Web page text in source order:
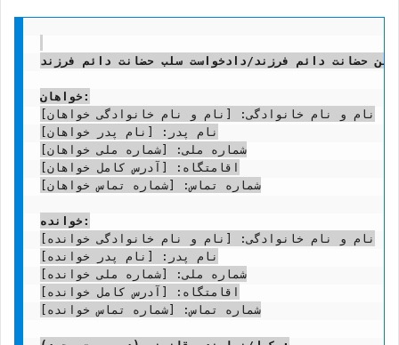
حضانت دائم فرزند/دادخواست سلب حضانت دائم فرزند
خواهان:
نام و نام خانوادگی: [نام و نام خانوادگی خواهان]
نام پدر: [نام پدر خواهان]
شماره ملی: [شماره ملی خواهان]
اقامتگاه: [آدرس کامل خواهان]
شماره تماس: [شماره تماس خواهان]
خوانده:
نام و نام خانوادگی: [نام و نام خانوادگی خوانده]
نام پدر: [نام پدر خوانده]
شماره ملی: [شماره ملی خوانده]
اقامتگاه: [آدرس کامل خوانده]
شماره تماس: [شماره تماس خوانده]